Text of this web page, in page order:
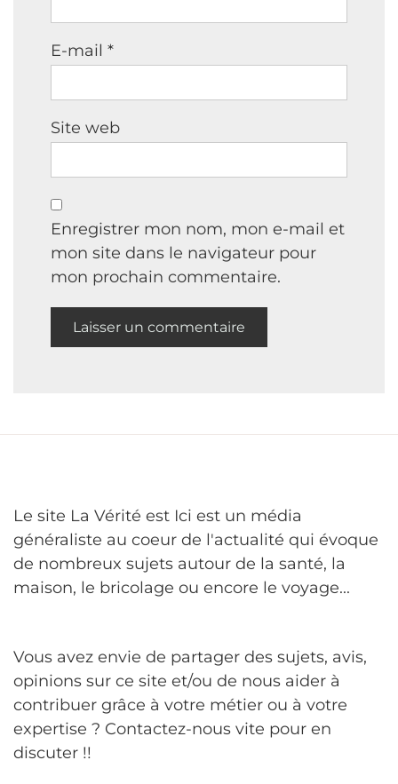
E-mail *
Site web
Enregistrer mon nom, mon e-mail et
mon site dans le navigateur pour
mon prochain commentaire.
Le site La Vérité est Ici est un média
généraliste au coeur de l'actualité qui évoque
de nombreux sujets autour de la santé, la
maison, le bricolage ou encore le voyage...
Vous avez envie de partager des sujets, avis,
opinions sur ce site et/ou de nous aider à
contribuer grâce à votre métier ou à votre
expertise ? Contactez-nous vite pour en
discuter !!